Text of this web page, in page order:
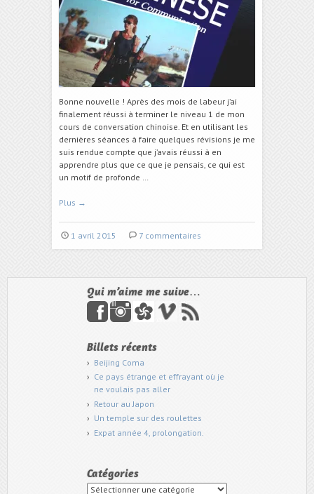
Bonne nouvelle ! Après des mois de labeur j’ai
finalement réussi à terminer le niveau 1 de mon
cours de conversation chinoise. Et en utilisant les
dernières séances à faire quelques révisions je me
suis rendue compte que j’avais réussi à en
apprendre plus que ce que je pensais, ce qui est
un motif de profonde …
Plus →
1 avril 2015 7 commentaires
Qui m’aime me suive…
Billets récents
Beijing Coma
Ce pays étrange et effrayant où je
ne voulais pas aller
Retour au Japon
Un temple sur des roulettes
Expat année 4, prolongation.
Catégories
Catégories